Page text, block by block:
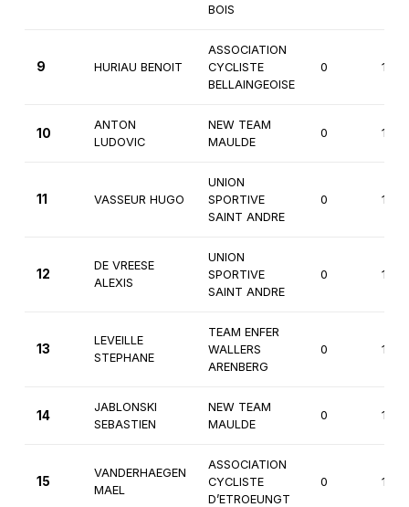
BOIS
9 HURIAU BENOIT
ASSOCIATION
CYCLISTE
BELLAINGEOISE
0 1ère
10
ANTON
LUDOVIC
NEW TEAM
MAULDE
0 1ère
11 VASSEUR HUGO
UNION
SPORTIVE
SAINT ANDRE
0 1ère
12
DE VREESE
ALEXIS
UNION
SPORTIVE
SAINT ANDRE
0 1ère
13
LEVEILLE
STEPHANE
TEAM ENFER
WALLERS
ARENBERG
0 1ère
14
JABLONSKI
SEBASTIEN
NEW TEAM
MAULDE
0 1ère
15
VANDERHAEGEN
MAEL
ASSOCIATION
CYCLISTE
D’ETROEUNGT
0 1ère